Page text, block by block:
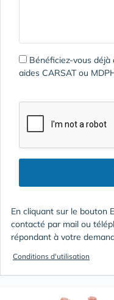
Bénéficiez-vous déjà
aides CARSAT ou
En cliquant sur le bouton
contacté par mail ou
répondant à votre
Conditions d'utilisation